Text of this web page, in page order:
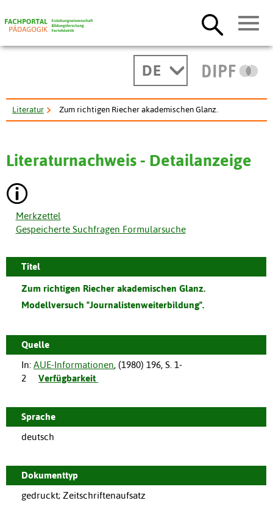
DE
Literatur Zum richtigen Riecher akademischen Glanz.
Literaturnachweis - Detailanzeige
Merkzettel
Gespeicherte Suchfragen Formularsuche
Titel
Zum richtigen Riecher akademischen Glanz.
Modellversuch "Journalistenweiterbildung".
Quelle
In: AUE-Informationen, (1980) 196, S. 1-
2
Verfügbarkeit
Sprache
deutsch
Dokumenttyp
gedruckt; Zeitschriftenaufsatz